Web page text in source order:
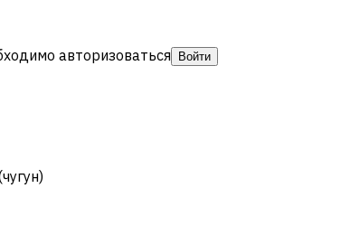
авторизоваться
Войти